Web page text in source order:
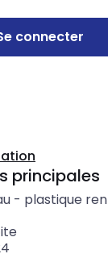
connecter
principales
- plastique